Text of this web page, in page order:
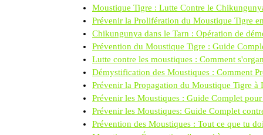
Moustique Tigre : Lutte Contre le
Prévenir la Prolifération du Moustique Tigre
Chikungunya dans le Tarn : Opération de
Prévention du Moustique Tigre : Guide
Lutte contre les moustiques : Comment
Démystification des Moustiques : Comment
Prévenir la Propagation du Moustique Tigre à
Prévenir les Moustiques : Guide Complet
Prévenir les Moustiques: Guide Complet
Prévention des Moustiques : Tout ce que tu